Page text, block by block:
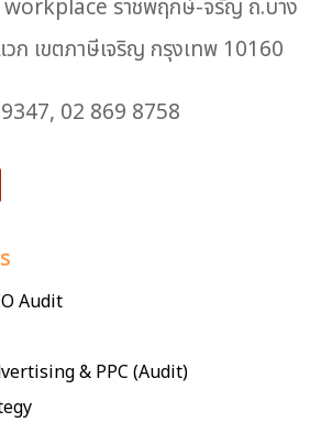
workplace ราชพฤกษ์-จรัญ ถ.บาง
วก เขตภาษีเจริญ กรุงเทพ 10160
02 869 8758
Audit
& PPC (Audit)